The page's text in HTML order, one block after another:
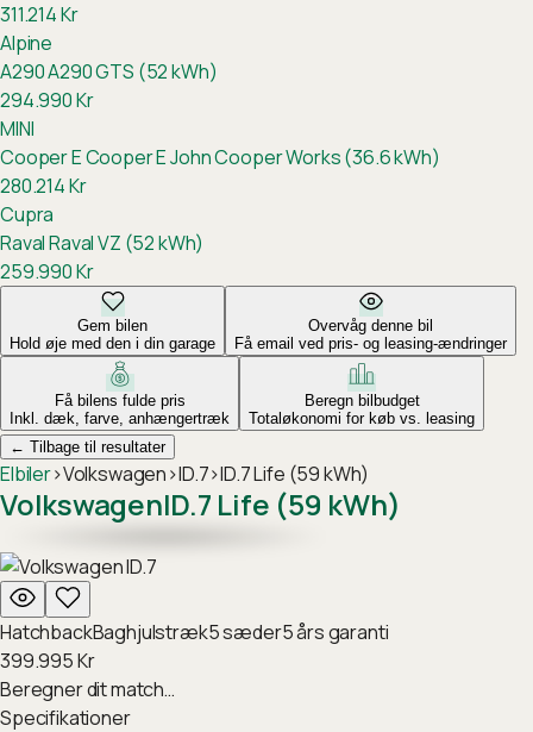
311.214Kr
Alpine
A290A290 GTS (52 kWh)
294.990Kr
MINI
Cooper ECooper E John Cooper Works (36.6 kWh)
280.214Kr
Cupra
RavalRaval VZ (52 kWh)
259.990Kr
Gem bilen
Hold øje med den i din garage
Overvåg denne bil
Få email ved pris- og leasing-ændringer
Få bilens fulde pris
Inkl. dæk, farve, anhængertræk
Beregn bilbudget
Totaløkonomi for køb vs. leasing
← Tilbage til resultater
Elbiler›Volkswagen›ID.7›ID.7 Life (59 kWh)
VolkswagenID.7 Life (59 kWh)
HatchbackBaghjulstræk5sæder5års garanti
399.995Kr
Beregner dit match…
Specifikationer